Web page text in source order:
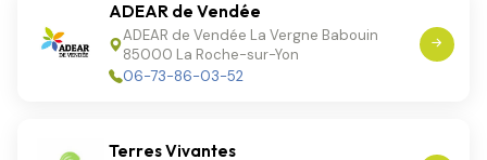
ADEAR de Vendée
ADEAR de Vendée La Vergne Babouin
85000 La Roche-sur-Yon
06-73-86-03-52
Terres Vivantes